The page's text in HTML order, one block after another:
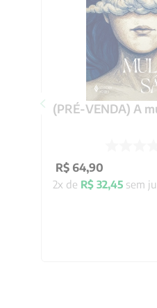
(PRÉ-VENDA) A
R$ 64,90
2x de R$ 32,45sem